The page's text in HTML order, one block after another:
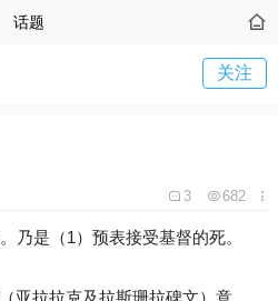
话题
关注
3 682
乃是（1）预表接受基督的死。
亚拉拉克及拉斯珊拉碑文）意